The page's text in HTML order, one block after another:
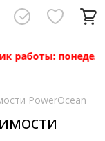
PowerOcean